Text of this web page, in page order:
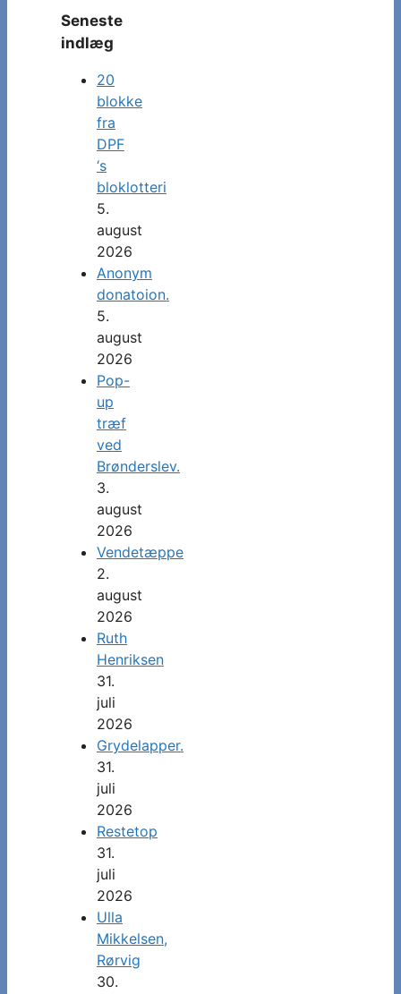
Seneste
indlæg
20
blokke
fra
DPF
‘s
bloklotteri
5.
august
2026
Anonym
donatoion.
5.
august
2026
Pop-
up
træf
ved
Brønderslev.
3.
august
2026
Vendetæppe
2.
august
2026
Ruth
Henriksen
31.
juli
2026
Grydelapper.
31.
juli
2026
Restetop
31.
juli
2026
Ulla
Mikkelsen,
Rørvig
30.